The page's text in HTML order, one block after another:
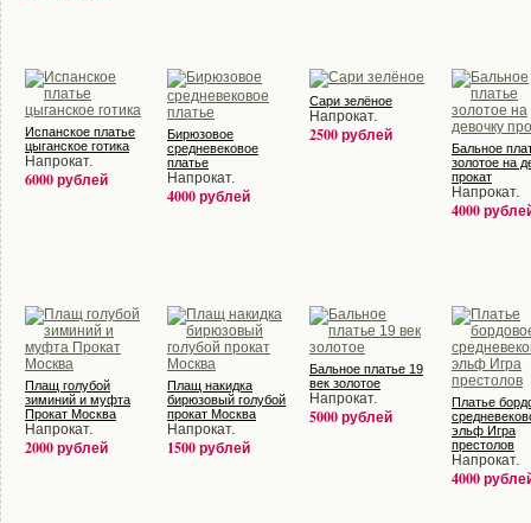
Испанское платье
цыганское готика
Напрокат.
6000 рублей
Бирюзовое
средневековое
платье
Напрокат.
4000 рублей
Сари зелёное
Напрокат.
2500 рублей
Бальное
золотое на
прокат
Напрокат.
4000
Плащ голубой
зиминий и муфта
Прокат Москва
Напрокат.
2000 рублей
Плащ накидка
бирюзовый голубой
прокат Москва
Напрокат.
1500 рублей
Бальное платье 19
век золотое
Напрокат.
5000 рублей
Платье
эльф Игра
престолов
Напрокат.
4000